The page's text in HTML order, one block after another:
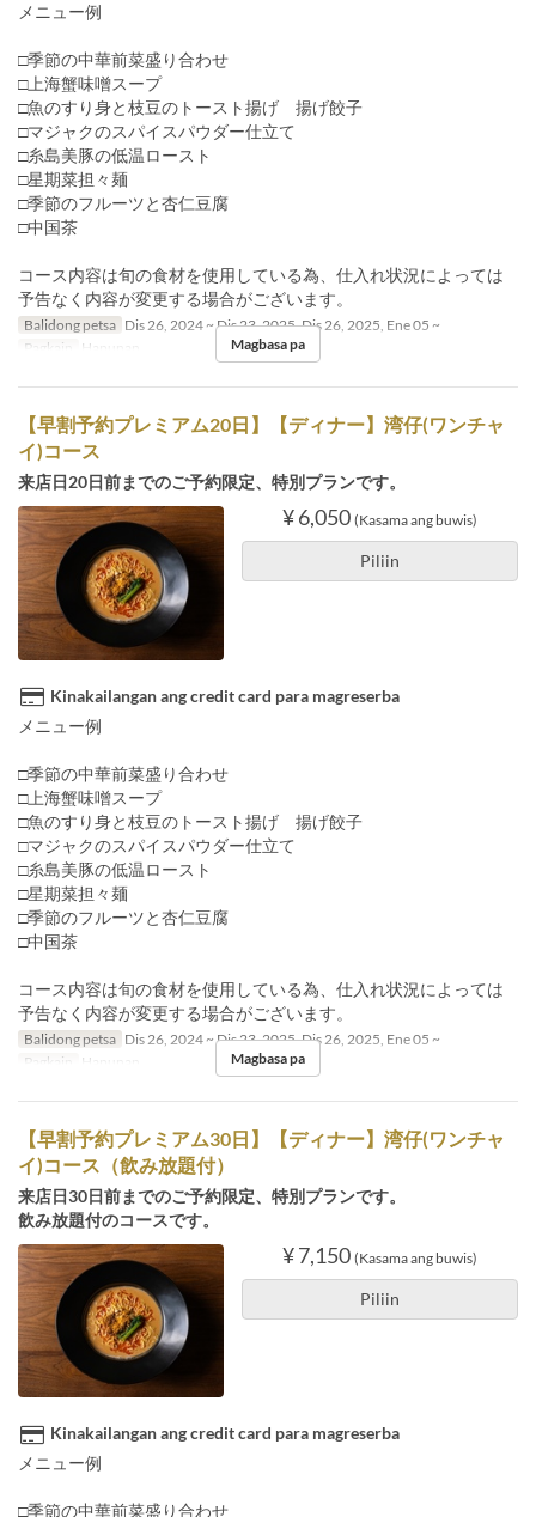
メニュー例
□季節の中華前菜盛り合わせ
□上海蟹味噌スープ
□魚のすり身と枝豆のトースト揚げ 揚げ餃子
□マジャクのスパイスパウダー仕立て
□糸島美豚の低温ロースト
□星期菜担々麺
□季節のフルーツと杏仁豆腐
□中国茶
コース内容は旬の食材を使用している為、仕入れ状況によっては
予告なく内容が変更する場合がございます。
Balidong petsa Dis 26, 2024 ~ Dis 23, 2025, Dis 26, 2025, Ene 05 ~
Pagkain
Hapunan Magbasa pa
【早割予約プレミアム20日】【ディナー】湾仔(ワンチャ
イ)コース
来店日20日前までのご予約限定、特別プランです。
¥ 6,050 (Kasama ang buwis)
Piliin
Kinakailangan ang credit card para magreserba
メニュー例
□季節の中華前菜盛り合わせ
□上海蟹味噌スープ
□魚のすり身と枝豆のトースト揚げ 揚げ餃子
□マジャクのスパイスパウダー仕立て
□糸島美豚の低温ロースト
□星期菜担々麺
□季節のフルーツと杏仁豆腐
□中国茶
コース内容は旬の食材を使用している為、仕入れ状況によっては
予告なく内容が変更する場合がございます。
Balidong petsa Dis 26, 2024 ~ Dis 23, 2025, Dis 26, 2025, Ene 05 ~
Pagkain
Hapunan Magbasa pa
【早割予約プレミアム30日】【ディナー】湾仔(ワンチャ
イ)コース（飲み放題付）
来店日30日前までのご予約限定、特別プランです。
飲み放題付のコースです。
¥ 7,150 (Kasama ang buwis)
Piliin
Kinakailangan ang credit card para magreserba
メニュー例
□季節の中華前菜盛り合わせ